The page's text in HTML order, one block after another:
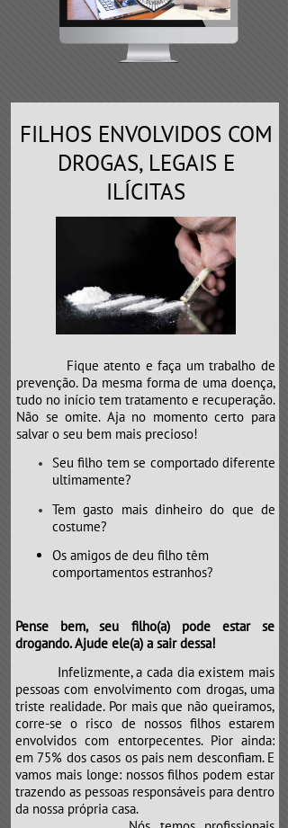
FILHOS ENVOLVIDOS COM
DROGAS, LEGAIS E
ILÍCITAS
Fique atento e faça um trabalho de
prevenção. Da mesma forma de uma doença,
tudo no início tem tratamento e recuperação.
Não se omite. Aja no momento certo para
salvar o seu bem mais precioso!
Seu filho tem se comportado diferente
ultimamente?
Tem gasto mais dinheiro do que de
costume?
Os amigos de deu filho têm
comportamentos estranhos?
Pense bem, seu filho(a) pode estar se
drogando. Ajude ele(a) a sair dessa!
​​​​​​​Infelizmente, a cada dia existem mais
pessoas com envolvimento com drogas, uma
triste realidade. Por mais que não queiramos,
corre-se o risco de nossos filhos estarem
envolvidos com entorpecentes. Pior ainda:
em 75% dos casos os pais nem desconfiam. E
vamos mais longe: nossos filhos podem estar
trazendo as pessoas responsáveis para dentro
da nossa própria casa.